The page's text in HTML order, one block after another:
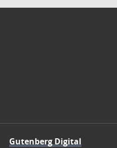
Gutenberg Digital